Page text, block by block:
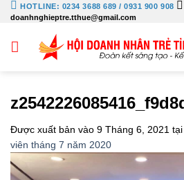
qua
dung
HOTLINE: 0234 3688 689 / 0931 900 908
doanhnghieptre.tthue@gmail.com
Được xuất bản vào 9 Tháng 6, 2021 tại
viên tháng 7 năm 2020